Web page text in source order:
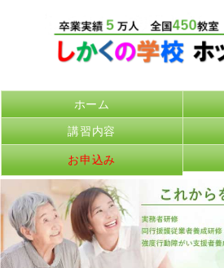
ホーム
講習内容
お申込み